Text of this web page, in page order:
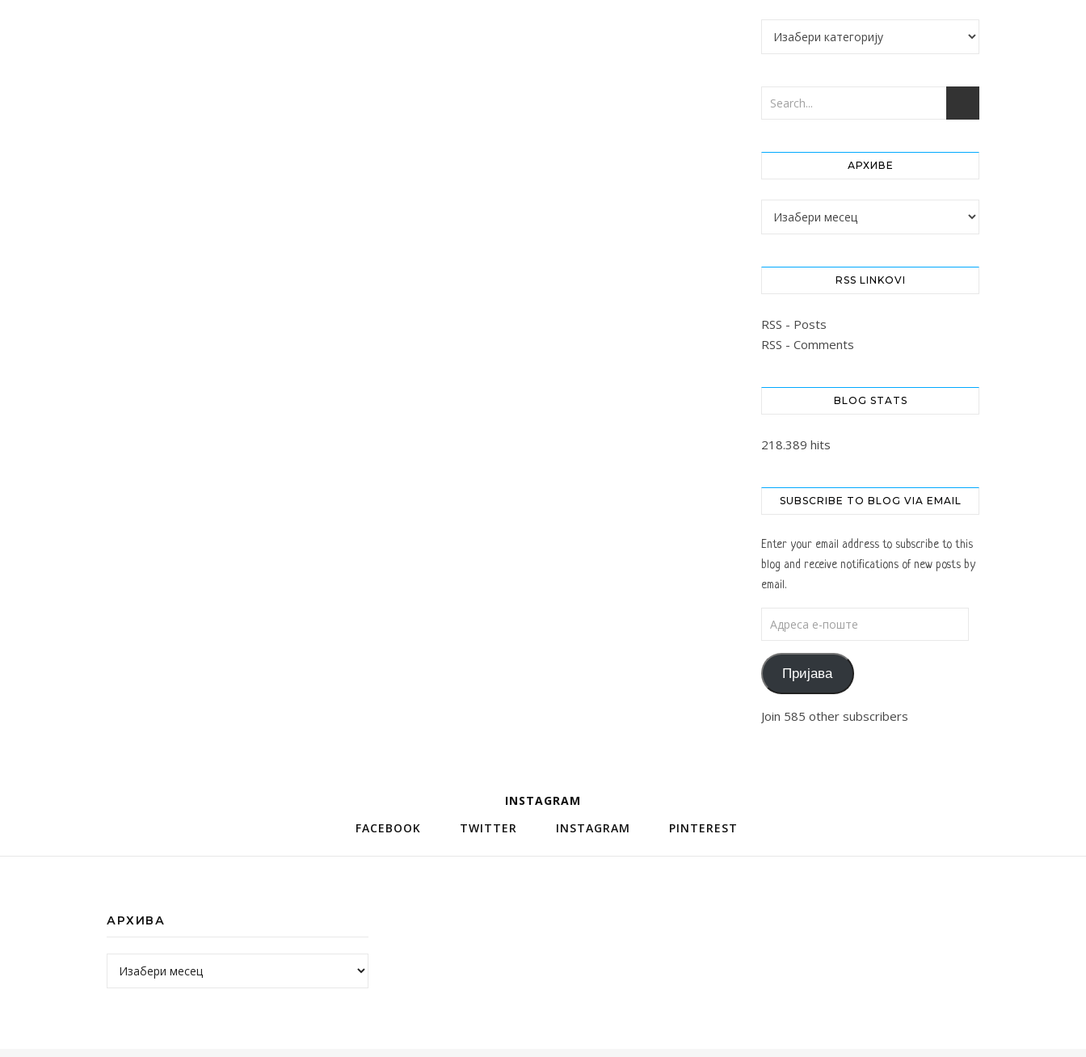
Категорије
АРХИВЕ
Архиве
RSS LINKOVI
RSS - Posts
RSS - Comments
BLOG STATS
218.389 hits
SUBSCRIBE TO BLOG VIA EMAIL
Enter your email address to subscribe to this
blog and receive notifications of new posts by
email.
Пријава
Join 585 other subscribers
INSTAGRAM
FACEBOOK
TWITTER INSTAGRAM PINTEREST
АРХИВА
Архива